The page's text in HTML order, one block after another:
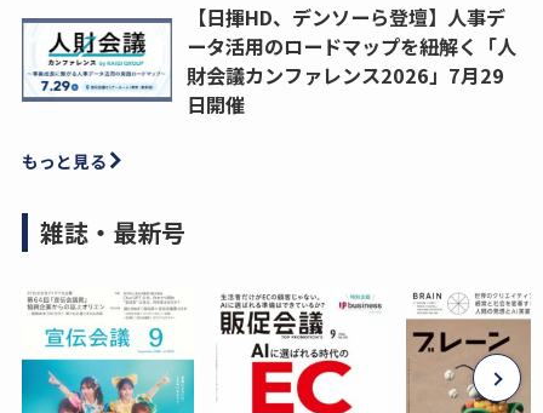
【日揮HD、デンソーら登壇】人事デ
ータ活用のロードマップを紐解く「人
財会議カンファレンス2026」7月29
日開催
もっと見る
雑誌・最新号